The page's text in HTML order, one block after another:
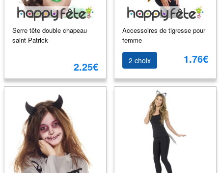
Serre tête double chapeau
saint Patrick
2.25€
Accessoires de tigresse pour
femme
2 choix 1.76€